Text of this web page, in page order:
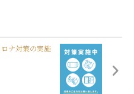
ロナ対策の実施